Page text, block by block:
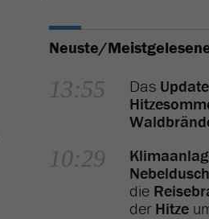
Neuste/
13:55 Das Update
10:29
die
der Hitze